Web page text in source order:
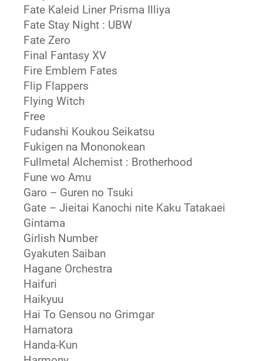
Fate Kaleid Liner Prisma Illiya
Fate Stay Night : UBW
Fate Zero
Final Fantasy XV
Fire Emblem Fates
Flip Flappers
Flying Witch
Free
Fudanshi Koukou Seikatsu
Fukigen na Mononokean
Fullmetal Alchemist : Brotherhood
Fune wo Amu
Garo – Guren no Tsuki
Gate – Jieitai Kanochi nite Kaku Tatakaei
Gintama
Girlish Number
Gyakuten Saiban
Hagane Orchestra
Haifuri
Haikyuu
Hai To Gensou no Grimgar
Hamatora
Handa-Kun